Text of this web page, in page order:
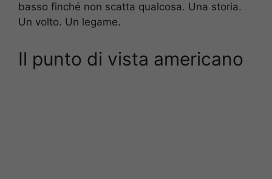
basso finché non scatta qualcosa. Una storia.
Un volto. Un legame.
Il punto di vista americano